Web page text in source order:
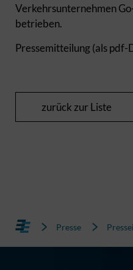
Verkehrsunternehmen
betrieben.
Pressemitteilung (als pdf-
zurück zur Liste
Presse